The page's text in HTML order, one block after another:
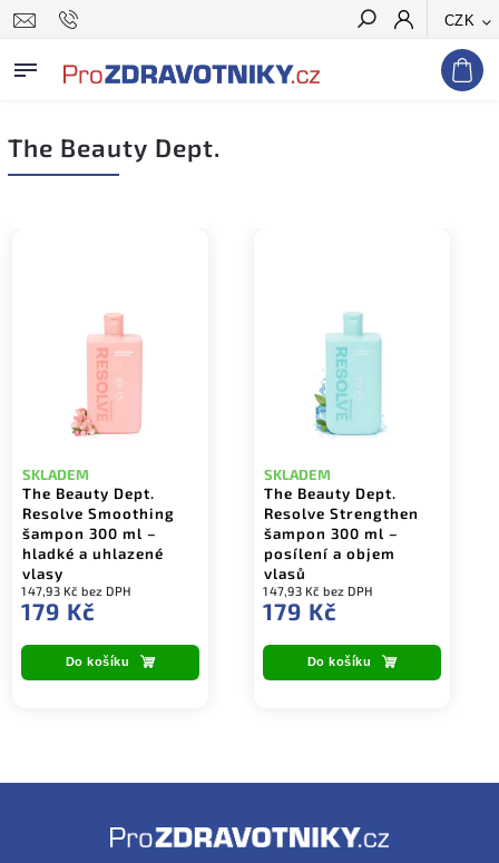
CZK
Hledat
The Beauty Dept.
The Beauty Dept.
Resolve Smoothing
šampon 300 ml –
hladké a uhlazené
vlasy
SKLADEM
147,93 Kč bez DPH
179 Kč
Do košíku
The Beauty Dept.
Resolve Strengthen
šampon 300 ml –
posílení a objem
vlasů
SKLADEM
147,93 Kč bez DPH
179 Kč
Do košíku